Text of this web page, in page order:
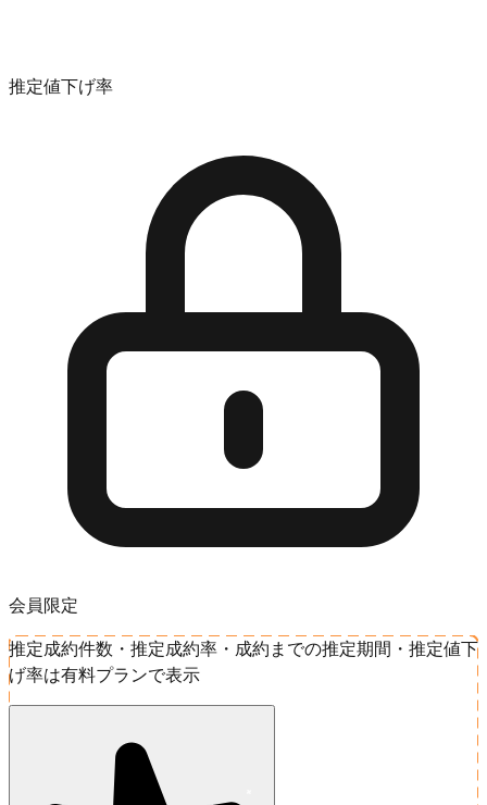
推定値下げ率
会員限定
推定成約件数・推定成約率・成約までの推定期間・推定値下
げ率は有料プランで表示